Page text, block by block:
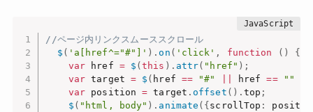
//ページ内リンクスムーススクロール
$ ( 'a[href^="#"]' ) .on ( 'click' , function ( )
{
var href = $ (this ) . attr( "href" ) ;
var target = $ ( href == "#" href == ""
var position = target .offset ( ) . top ;
$ ( "html, body" ) . animate ( {scrollTop :